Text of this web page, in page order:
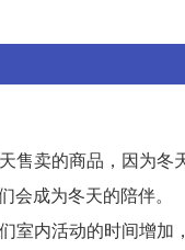
售卖的商品，因为
成为冬天的陪伴。
室内活动的时间增